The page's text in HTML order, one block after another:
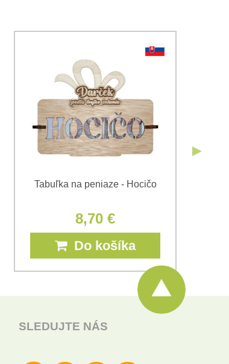
osobných údajovspoločnosti Bomba s.r.o.
Odoslať
Tabuľka na peniaze - Hocičo
8,70 €
Do košíka
SLEDUJTE NÁS